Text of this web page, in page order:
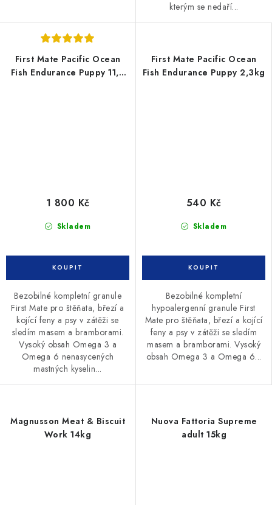
kterým se nedaří...
First Mate Pacific Ocean
Fish Endurance Puppy 11,4
Skladem
1 800 Kč
Bezobilné kompletní granule
First Mate pro štěňata, březí a
kojící feny a psy v zátěži se
sledím masem a bramborami.
Vysoký obsah Omega 3 a
Omega 6 nenasycených
mastných kyselin...
First Mate Pacific Ocean
Fish Endurance Puppy 2,3kg
Skladem
540 Kč
Bezobilné kompletní
hypoalergenní granule First
Mate pro štěňata, březí a kojící
feny a psy v zátěži se sledím
masem a bramborami. Vysoký
obsah Omega 3 a Omega 6...
Magnusson Meat & Biscuit
Work 14kg
Nuova Fattoria Supreme
adult 15kg